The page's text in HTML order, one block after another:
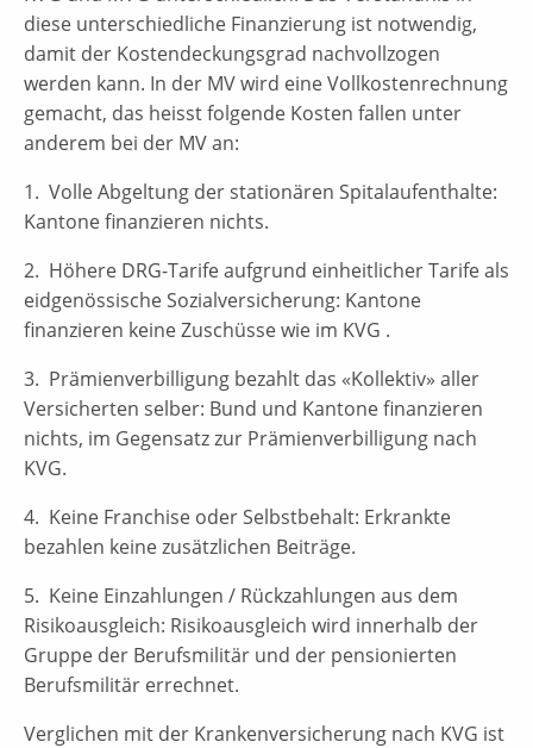
diese unterschiedliche Finanzierung ist notwendig,
damit der Kostendeckungsgrad nachvollzogen
werden kann. In der MV wird eine Vollkostenrechnung
gemacht, das heisst folgende Kosten fallen unter
anderem bei der MV an:
1. Volle Abgeltung der stationären Spitalaufenthalte:
Kantone finanzieren nichts.
2. Höhere DRG-Tarife aufgrund einheitlicher Tarife als
eidgenössische Sozialversicherung: Kantone
finanzieren keine Zuschüsse wie im KVG .
3. Prämienverbilligung bezahlt das «Kollektiv» aller
Versicherten selber: Bund und Kantone finanzieren
nichts, im Gegensatz zur Prämienverbilligung nach
KVG.
4. Keine Franchise oder Selbstbehalt: Erkrankte
bezahlen keine zusätzlichen Beiträge.
5. Keine Einzahlungen / Rückzahlungen aus dem
Risikoausgleich: Risikoausgleich wird innerhalb der
Gruppe der Berufsmilitär und der pensionierten
Berufsmilitär errechnet.
Verglichen mit der Krankenversicherung nach KVG ist